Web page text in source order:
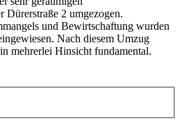
Dürerstraße 2 umgezogen.
und Bewirtschaftung wurden
Nach diesem Umzug
mehrerlei Hinsicht fundamental.